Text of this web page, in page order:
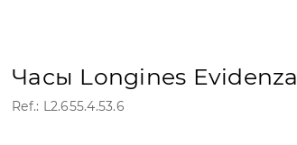
Часы Longines Evidenza
Ref.: L2.655.4.53.6